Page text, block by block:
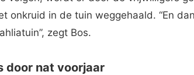
onkruid in de tuin weggehaald. “En
zegt Bos.
door nat voorjaar